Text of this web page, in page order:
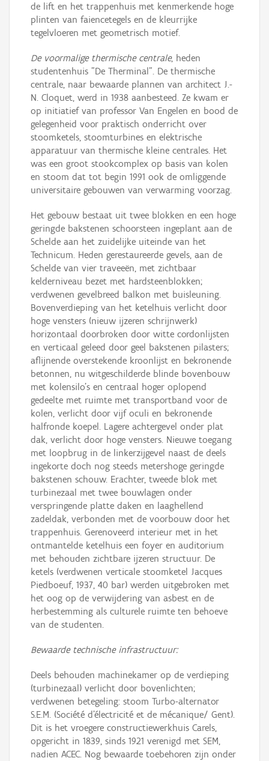
de lift en het trappenhuis met kenmerkende hoge
plinten van faiencetegels en de kleurrijke
tegelvloeren met geometrisch motief.
De voormalige thermische centrale, heden
studentenhuis "De Therminal". De thermische
centrale, naar bewaarde plannen van architect J.-
N. Cloquet, werd in 1938 aanbesteed. Ze kwam er
op initiatief van professor Van Engelen en bood de
gelegenheid voor praktisch onderricht over
stoomketels, stoomturbines en elektrische
apparatuur van thermische kleine centrales. Het
was een groot stookcomplex op basis van kolen
en stoom dat tot begin 1991 ook de omliggende
universitaire gebouwen van verwarming voorzag.
Het gebouw bestaat uit twee blokken en een hoge
geringde bakstenen schoorsteen ingeplant aan de
Schelde aan het zuidelijke uiteinde van het
Technicum. Heden gerestaureerde gevels, aan de
Schelde van vier traveeën, met zichtbaar
kelderniveau bezet met hardsteenblokken;
verdwenen gevelbreed balkon met buisleuning.
Bovenverdieping van het ketelhuis verlicht door
hoge vensters (nieuw ijzeren schrijnwerk)
horizontaal doorbroken door witte cordonlijsten
en verticaal geleed door geel bakstenen pilasters;
aflijnende overstekende kroonlijst en bekronende
betonnen, nu witgeschilderde blinde bovenbouw
met kolensilo’s en centraal hoger oplopend
gedeelte met ruimte met transportband voor de
kolen, verlicht door vijf oculi en bekronende
halfronde koepel. Lagere achtergevel onder plat
dak, verlicht door hoge vensters. Nieuwe toegang
met loopbrug in de linkerzijgevel naast de deels
ingekorte doch nog steeds metershoge geringde
bakstenen schouw. Erachter, tweede blok met
turbinezaal met twee bouwlagen onder
verspringende platte daken en laaghellend
zadeldak, verbonden met de voorbouw door het
trappenhuis. Gerenoveerd interieur met in het
ontmantelde ketelhuis een foyer en auditorium
met behouden zichtbare ijzeren structuur. De
ketels (verdwenen verticale stoomketel Jacques
Piedboeuf, 1937, 40 bar) werden uitgebroken met
het oog op de verwijdering van asbest en de
herbestemming als culturele ruimte ten behoeve
van de studenten.
Bewaarde technische infrastructuur:
Deels behouden machinekamer op de verdieping
(turbinezaal) verlicht door bovenlichten;
verdwenen betegeling: stoom Turbo-alternator
S.E.M. (Société d’électricité et de mécanique/ Gent).
Dit is het vroegere constructiewerkhuis Carels,
opgericht in 1839, sinds 1921 verenigd met SEM,
nadien ACEC. Nog bewaarde toebehoren zijn onder